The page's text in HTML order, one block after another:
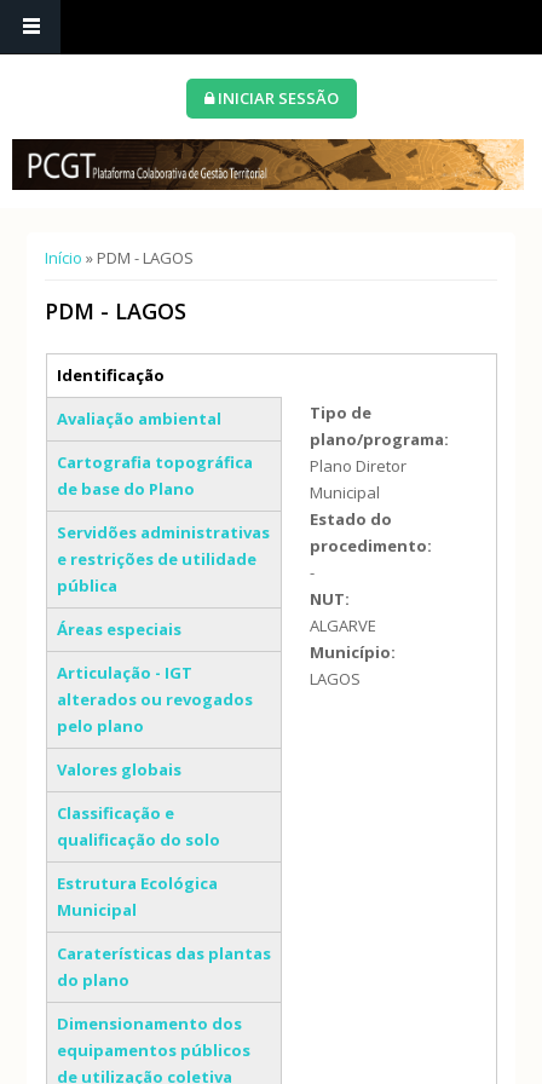
INICIAR SESSÃO
Está aqui
Início » PDM - LAGOS
PDM - LAGOS
Separadores verticais
Identificação
(separador ativo)
Avaliação ambiental
Cartografia topográfica
de base do Plano
Servidões administrativas
e restrições de utilidade
pública
Áreas especiais
Articulação - IGT
alterados ou revogados
pelo plano
Valores globais
Classificação e
qualificação do solo
Estrutura Ecológica
Municipal
Caraterísticas das plantas
do plano
Dimensionamento dos
equipamentos públicos
de utilização coletiva
Tipo de
plano/programa:
Plano Diretor
Municipal
Estado do
procedimento:
-
NUT:
ALGARVE
Município:
LAGOS